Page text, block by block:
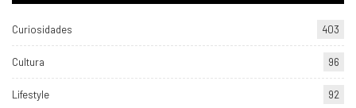
Curiosidades 403
Cultura 96
Lifestyle 92